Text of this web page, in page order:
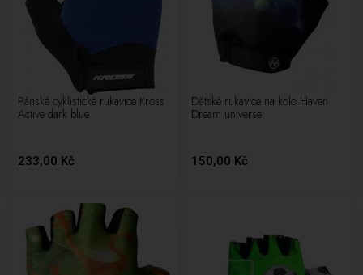
Pánské cyklistické rukavice Kross
Active dark blue
233,00 Kč
Dětské rukavice na kolo Haven
Dream universe
150,00 Kč